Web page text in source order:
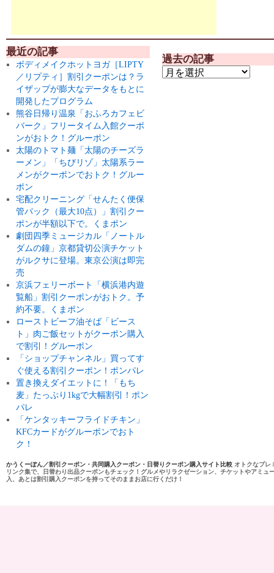
最近の記事
ボディメイクホットヨガ［LIPTY
／リプティ］割引クーポンは？ラ
イザップが膨大なデータをもとに
開発したプログラム
熊谷日帰り温泉「おふろカフェビ
バーク」フリータイム入館クーポ
ンがおトク！グルーポン
太陽のトマト麺「太陽のチーズラ
ーメン」「ちびリゾ」太陽系ラー
メンがクーポンでおトク！グルー
ポン
宅配クリーニング「せんたく便保
管パック（最大10点）」割引クー
ポンが半額以下で。くまポン
劇団四季ミュージカル「ノートル
ダムの鐘」京都貸切公演チケット
がルクサに登場。東京公演は即完
売
京浜フェリーボート「横浜港内遊
覧船」割引クーポンがおトク。予
約不要。くまポン
ローストビーフ油そば「ビース
ト」肉ご飯セットがクーポン購入
で割引！グルーポン
「ショップチャンネル」買ってす
ぐ使える割引クーポン！ポンパレ
置き換えダイエットに！「もち
麦」たっぷり1kgで大幅割引！ポン
パレ
「ケンタッキーフライドチキン」
KFCカードがグルーポンでおト
ク！
過去の記事
かうくーぽん／割引クーポン・共同購入クーポン・日替りクーポン購入サイト比較 オトクなプレ
リンク集で、日替わり出品クーポンもチェック！グルメやリラクゼーション、チケットやアミ
入、あとは割引購入クーポンを持ってそのままお店に行くだけ！